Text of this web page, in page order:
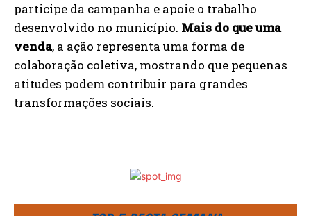
participe da campanha e apoie o trabalho
desenvolvido no município. Mais do que uma
venda, a ação representa uma forma de
colaboração coletiva, mostrando que pequenas
atitudes podem contribuir para grandes
transformações sociais.